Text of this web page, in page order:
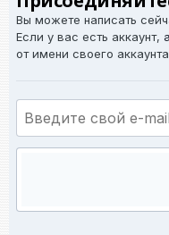
Вы можете написать
Если у вас есть аккаунт,
от имени своего